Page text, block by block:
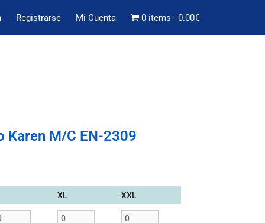
Registrarse Mi Cuenta 0 items 0.00€
Karen M/C EN-2309
XL XXL